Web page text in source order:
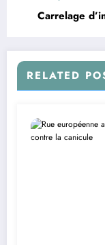
Carrelage
RELATED